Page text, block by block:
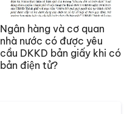
Ngân hàng và cơ quan
nhà nước có được yêu
cầu DKKD bản giấy khi có
bản điện tử?